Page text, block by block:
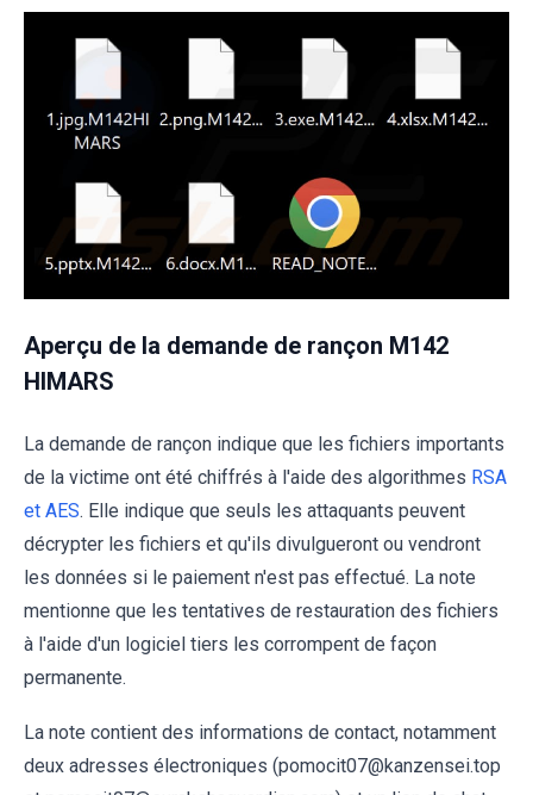
Aperçu de la demande de rançon M142
HIMARS
La demande de rançon indique que les fichiers importants
de la victime ont été chiffrés à l'aide des algorithmes RSA
et AES. Elle indique que seuls les attaquants peuvent
décrypter les fichiers et qu'ils divulgueront ou vendront
les données si le paiement n'est pas effectué. La note
mentionne que les tentatives de restauration des fichiers
à l'aide d'un logiciel tiers les corrompent de façon
permanente.
La note contient des informations de contact, notamment
deux adresses électroniques (pomocit07@kanzensei.top